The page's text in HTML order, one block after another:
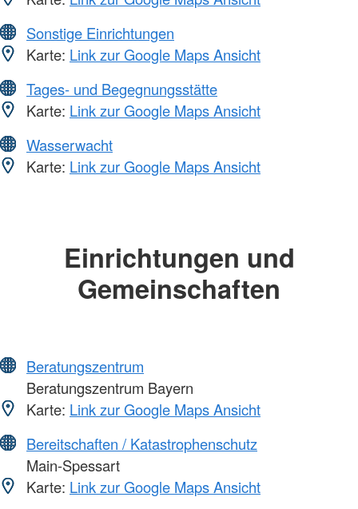
Sonstige Einrichtungen
Karte: Link zur Google Maps Ansicht
Tages- und Begegnungsstätte
Karte: Link zur Google Maps Ansicht
Wasserwacht
Karte: Link zur Google Maps Ansicht
Einrichtungen und
Gemeinschaften
Beratungszentrum
Beratungszentrum Bayern
Karte: Link zur Google Maps Ansicht
Bereitschaften / Katastrophenschutz
Main-Spessart
Karte: Link zur Google Maps Ansicht